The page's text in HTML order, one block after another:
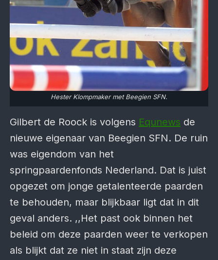
Hester Klompmaker met Beegien SFN.
Gilbert de Roock is volgens Equnews de
nieuwe eigenaar van Beegien SFN. De ruin
was eigendom van het
springpaardenfonds Nederland. Dat is juist
opgezet om jonge getalenteerde paarden
te behouden, maar blijkbaar ligt dat in dit
geval anders. ,,Het past ook binnen het
beleid om deze paarden weer te verkopen
als blijkt dat ze niet in staat zijn deze